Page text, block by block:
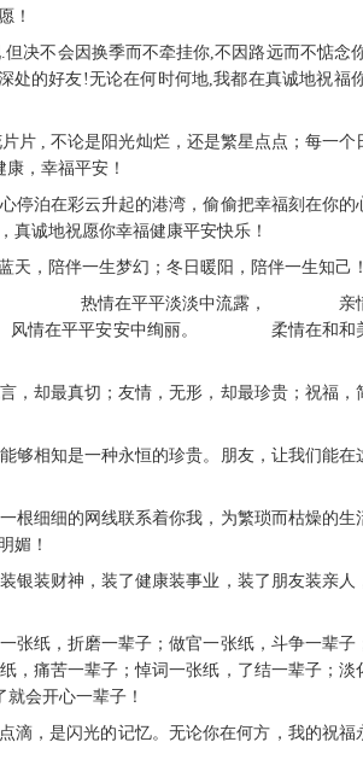
！
决不会因换季而不牵挂你,不因路远而不惦念
处的好友!无论在何时何地,我都在真诚地祝福
片 , 不论是阳光灿烂，还是繁星点点；每一个
，幸福平安！
停泊在彩云升起的港湾，偷偷把幸福刻在你的
真诚地祝愿你幸福健康平安快乐！
天，陪伴一生梦幻；冬日暖阳，陪伴一生知己！
悉。 热情在平平淡淡中流露， 亲
在平平安安中绚丽。 柔情在和和
，却最真切；友情，无形，却最珍贵；祝福，
够相知是一种永恒的珍贵。朋友，让我们能在
根细细的网线联系着你我，为繁琐而枯燥的生
媚！
银装财神，装了健康装事业，装了朋友装亲人
张纸，折磨一辈子；做官一张纸，斗争一辈子
，痛苦一辈子；悼词一张纸，了结一辈子；淡
会开心一辈子！
滴，是闪光的记忆。无论你在何方，我的祝福